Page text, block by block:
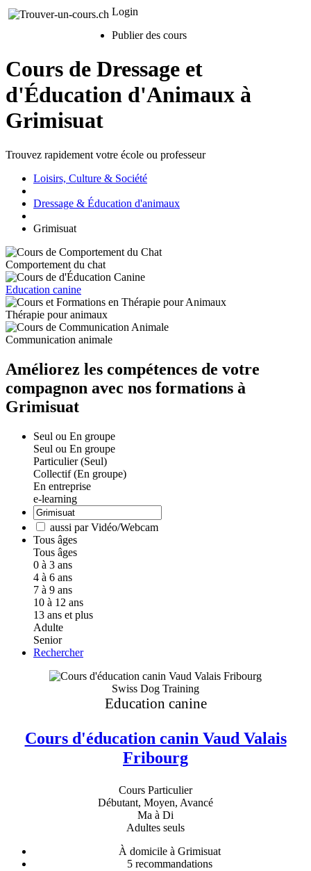
Login
Publier des cours
Cours de Dressage et
d'Éducation d'Animaux à
Grimisuat
Trouvez rapidement votre école ou professeur
Loisirs, Culture & Société
Dressage & Éducation d'animaux
Grimisuat
Comportement du chat
Education canine
Thérapie pour animaux
Communication animale
Améliorez les compétences de votre
compagnon avec nos formations à
Grimisuat
Seul ou En groupe
Seul ou En groupe
Particulier (Seul)
Collectif (En groupe)
En entreprise
e-learning
aussi par Vidéo/Webcam
Tous âges
Tous âges
0 à 3 ans
4 à 6 ans
7 à 9 ans
10 à 12 ans
13 ans et plus
Adulte
Senior
Rechercher
Swiss Dog Training
Education canine
Cours d'éducation canin Vaud Valais
Fribourg
Cours Particulier
Débutant, Moyen, Avancé
Ma à Di
Adultes seuls
À domicile à Grimisuat
5recommandations